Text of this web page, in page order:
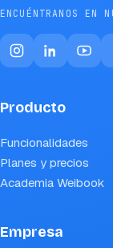
ENCUÉNTRANOS EN
Producto
Funcionalidades
Planes y precios
Academia Weibook
Empresa